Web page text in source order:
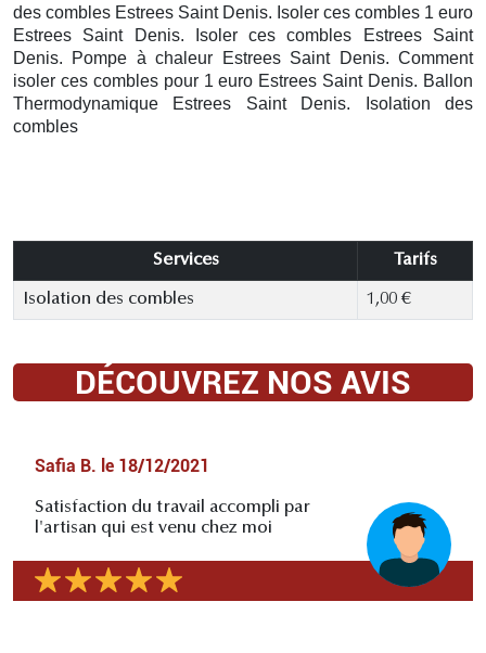
des combles Estrees Saint Denis. Isoler ces combles 1 euro
Estrees Saint Denis. Isoler ces combles Estrees Saint
Denis. Pompe à chaleur Estrees Saint Denis. Comment
isoler ces combles pour 1 euro Estrees Saint Denis. Ballon
Thermodynamique Estrees Saint Denis. Isolation des
combles
Services Tarifs
Isolation des combles 1,00 €
DÉCOUVREZ NOS AVIS
Safia B. le 18/12/2021
Satisfaction du travail accompli par
l'artisan qui est venu chez moi